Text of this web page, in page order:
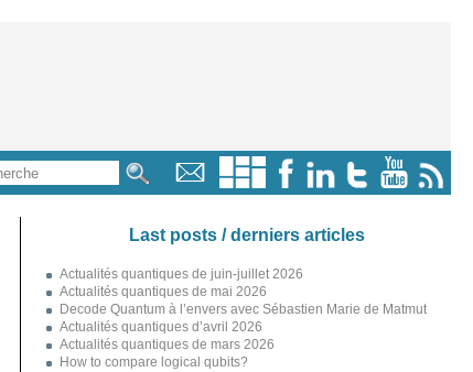
Last posts / derniers articles
Actualités quantiques de juin-juillet 2026
Actualités quantiques de mai 2026
Decode Quantum à l’envers avec Sébastien Marie de Matmut
Actualités quantiques d’avril 2026
Actualités quantiques de mars 2026
How to compare logical qubits?